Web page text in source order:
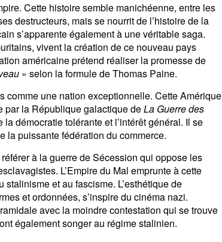
Cette histoire semble manichéenne, entre les
destructeurs, mais se nourrit de l’histoire de la
s’apparente également à une véritable saga.
vivent la création de ce nouveau pays
américaine prétend réaliser la promesse de
» selon la formule de Thomas Paine.
comme une nation exceptionnelle. Cette Amérique
par la République galactique deLa Guerre des
démocratie tolérante et l’intérêt général. Il se
la puissante fédération du commerce.
à la guerre de Sécession qui oppose les
L’Empire du Mal emprunte à cette
et au fascisme. L’esthétique de
et ordonnées, s’inspire du cinéma nazi.
avec la moindre contestation qui se trouve
également songer au régime stalinien.